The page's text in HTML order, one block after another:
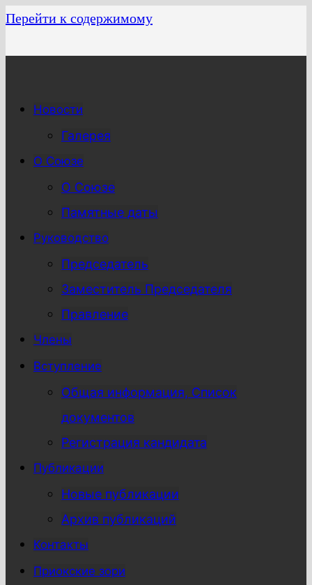
Перейти к содержимому
Новости
Галерея
О Союзе
О Союзе
Памятные даты
Руководство
Председатель
Заместитель Председателя
Правление
Члены
Вступление
Общая информация, Список
документов
Регистрация кандидата
Публикации
Новые публикации
Архив публикаций
Контакты
Приокские зори